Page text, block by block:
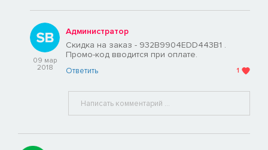
09 мар
2018
Администратор
Скидка на заказ - 932B9904EDD443B1 .
Промо-код вводится при оплате.
Ответить 1